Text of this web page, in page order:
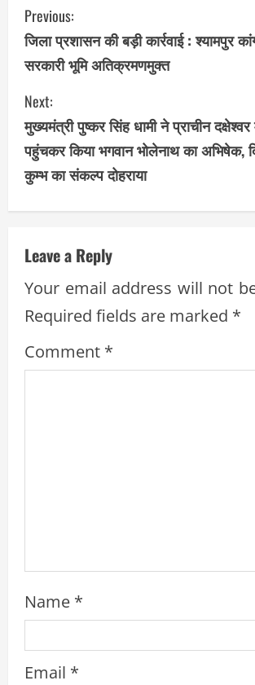
C
o
n
t
i
n
u
e
R
e
a
Previous:
जिला प्रशासन की बड़ी कार्रवाई : श्यामपुर
सरकारी भूमि अतिक्रमणमुक्त
Next:
मुख्यमंत्री पुष्कर सिंह धामी ने प्राचीन दक्षेश्वर
पहुंचकर किया भगवान भोलेनाथ का अभिषेक,
कुम्भ का संकल्प दोहराया
Leave a Reply
Your email address will not
Required fields are marked *
Comment *
Name *
Email *